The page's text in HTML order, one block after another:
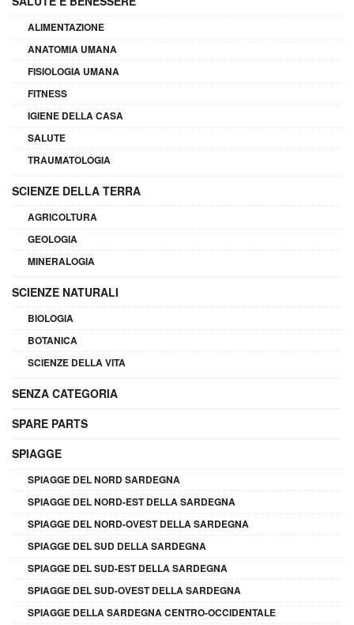
ALIMENTAZIONE
ANATOMIA UMANA
FISIOLOGIA UMANA
FITNESS
IGIENE DELLA CASA
SALUTE
TRAUMATOLOGIA
SCIENZE DELLA TERRA
AGRICOLTURA
GEOLOGIA
MINERALOGIA
SCIENZE NATURALI
BIOLOGIA
BOTANICA
SCIENZE DELLA VITA
SENZA CATEGORIA
SPARE PARTS
SPIAGGE
SPIAGGE DEL NORD SARDEGNA
SPIAGGE DEL NORD-EST DELLA SARDEGNA
SPIAGGE DEL NORD-OVEST DELLA SARDEGNA
SPIAGGE DEL SUD DELLA SARDEGNA
SPIAGGE DEL SUD-EST DELLA SARDEGNA
SPIAGGE DEL SUD-OVEST DELLA SARDEGNA
SPIAGGE DELLA SARDEGNA CENTRO-OCCIDENTALE